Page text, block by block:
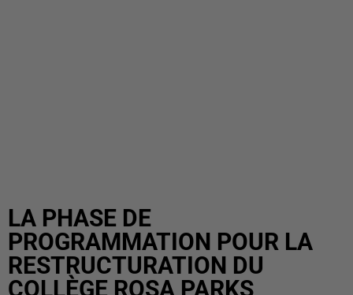
LA PHASE DE
PROGRAMMATION POUR LA
RESTRUCTURATION DU
COLLÈGE ROSA PARKS